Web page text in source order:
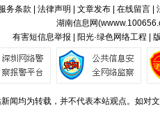
务条款 法律声明 文章发布| 在线留言|
湖南信息网(
有害短信息举报 | 阳光·绿色网络工程 |
新闻均为转载，并不代表本站观点。如